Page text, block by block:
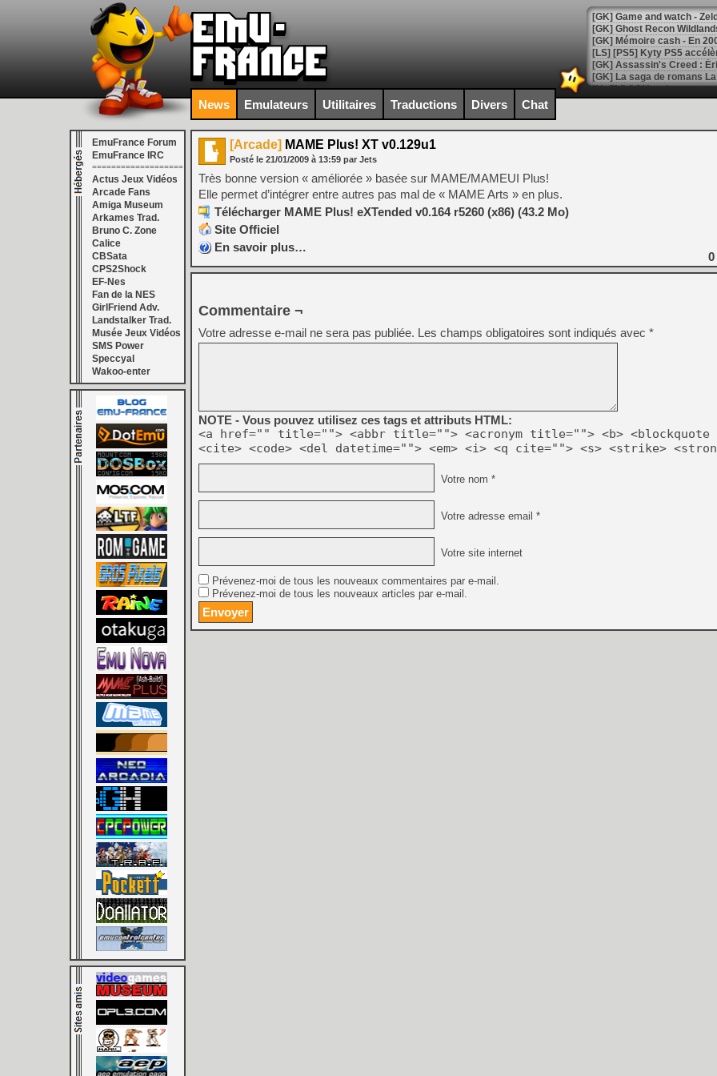
[Mo5] DOOM arrive en
[GK] Bethesda fête les 30
[GK] Roblox : l'action en
[GK] Agenda - GeForce
[LS] [PS5] ps5-y2jb-
[GK] Pourquoi Marvel
[GK] Test : Restory : Chill
[GK] GTA 6 : Rockstar
[GK] Hot Wheels Infinite
[GK] Mémoire cash -
[GK] Résultats Nintendo :
[GK] Déjà des
[Mo5] Brickboy cherche à
[GK] Minecraft et ses «
[GK] Beast of
[GK] Ubisoft : fin de partie
[GK] Mémoire cash -
[GK] Dan Houser (GTA)
[GK] Comment EA Sports
[GK] Crimson Moon : un
[GK] Isle of Reveries : le
[GK] Moonlighter 2 : The
[GK] Capcom relance
[Mo5] Deux inédits du
[GK] Le beat'em up The
[GK] Endless Legend 2 :
[LS] [PS5] Premiers
News Emulateurs Utilitaires Traductions Divers Chat
EmuFrance Forum
EmuFrance IRC
===================
Actus Jeux Vidéos
Arcade Fans
Amiga Museum
Arkames Trad.
Bruno C. Zone
Calice
CBSata
CPS2Shock
EF-Nes
Fan de la NES
GirlFriend Adv.
Landstalker Trad.
Musée Jeux Vidéos
SMS Power
Speccyal
Wakoo-enter
[Arcade] MAME Plus! XT v0.129u1
Posté le 21/01/2009 à 13:59 par Jets
Très bonne version « améliorée » basée sur MAME/MAMEUI Plus!
Elle permet d’intégrer entre autres pas mal de « MAME Arts » en plus.
Télécharger MAME Plus! eXTended v0.164 r5260 (x86) (43.2 Mo)
Site Officiel
En savoir plus…
0
Commentaire ¬
Votre adresse e-mail ne sera pas publiée. Les champs obligatoires sont indiqués avec *
NOTE - Vous pouvez utilisez ces tags et attributs HTML:
<a href="" title=""> <abbr title=""> <acronym title=""> <b> <blockquote
<cite> <code> <del datetime=""> <em> <i> <q cite=""> <s> <strike>
Votre nom *
Votre adresse email *
Votre site internet
Prévenez-moi de tous les nouveaux commentaires par e-mail.
Prévenez-moi de tous les nouveaux articles par e-mail.